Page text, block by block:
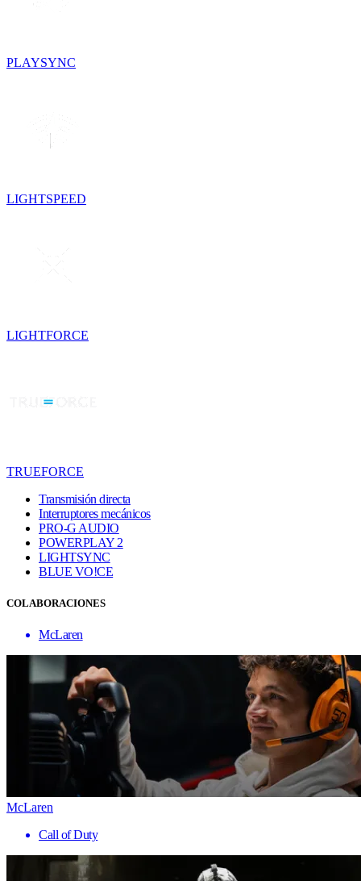
PLAYSYNC
LIGHTSPEED
LIGHTFORCE
TRUEFORCE
Transmisión directa
Interruptores mecánicos
PRO-G AUDIO
POWERPLAY 2
LIGHTSYNC
BLUE VO!CE
COLABORACIONES
McLaren
McLaren
Call of Duty